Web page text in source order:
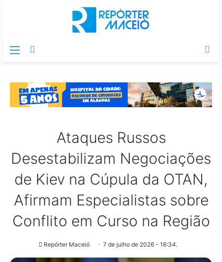
Menu
Ataques Russos
Desestabilizam Negociações
de Kiev na Cúpula da OTAN,
Afirmam Especialistas sobre
Conflito em Curso na Região
Repórter Maceió 7 de julho de 2026 - 16:34.